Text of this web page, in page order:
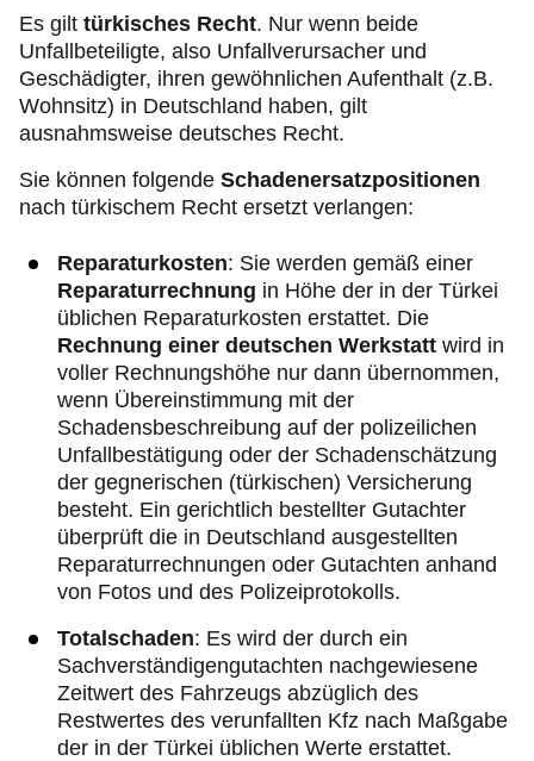
Es gilt türkisches Recht. Nur wenn beide
Unfallbeteiligte, also Unfallverursacher und
Geschädigter, ihren gewöhnlichen Aufenthalt (z.B.
Wohnsitz) in Deutschland haben, gilt
ausnahmsweise deutsches Recht.
Sie können folgende Schadenersatzpositionen
nach türkischem Recht ersetzt verlangen:
Reparaturkosten: Sie werden gemäß einer
Reparaturrechnung in Höhe der in der Türkei
üblichen Reparaturkosten erstattet. Die
Rechnung einer deutschen Werkstatt wird in
voller Rechnungshöhe nur dann übernommen,
wenn Übereinstimmung mit der
Schadensbeschreibung auf der polizeilichen
Unfallbestätigung oder der Schadenschätzung
der gegnerischen (türkischen) Versicherung
besteht. Ein gerichtlich bestellter Gutachter
überprüft die in Deutschland ausgestellten
Reparaturrechnungen oder Gutachten anhand
von Fotos und des Polizeiprotokolls.
Totalschaden: Es wird der durch ein
Sachverständigengutachten nachgewiesene
Zeitwert des Fahrzeugs abzüglich des
Restwertes des verunfallten Kfz nach Maßgabe
der in der Türkei üblichen Werte erstattet.